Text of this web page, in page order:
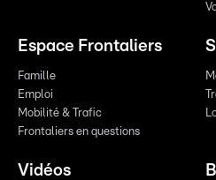
Espace Frontaliers
Famille
Emploi
Mobilité & Trafic
Frontaliers en questions
Vidéos